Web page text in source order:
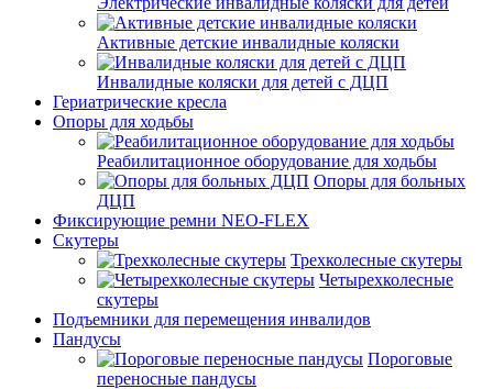
Активные детские инвалидные коляски
Инвалидные коляски для детей с ДЦП
Гериатрические кресла
Опоры для ходьбы
Реабилитационное оборудование для ходьбы
Опоры для больных
ДЦП
Фиксирующие ремни NEO-FLEX
Скутеры
Трехколесные скутеры
Четырехколесные
скутеры
Подъемники для перемещения инвалидов
Пандусы
Пороговые
переносные пандусы